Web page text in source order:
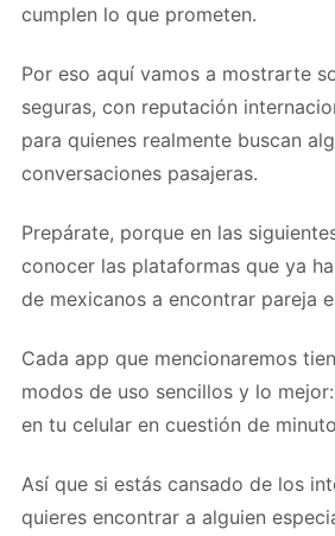
cumplen lo que prometen.
Por eso aquí vamos a mostrarte
seguras, con reputación
para quienes realmente buscan
conversaciones pasajeras.
Prepárate, porque en las
conocer las plataformas que ya
de mexicanos a encontrar pareja
Cada app que mencionaremos
modos de uso sencillos y lo
en tu celular en cuestión de
Así que si estás cansado de los
quieres encontrar a alguien